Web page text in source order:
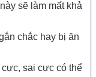
sẽ làm mất khả
chắc hay bị ăn
sai cực có thể